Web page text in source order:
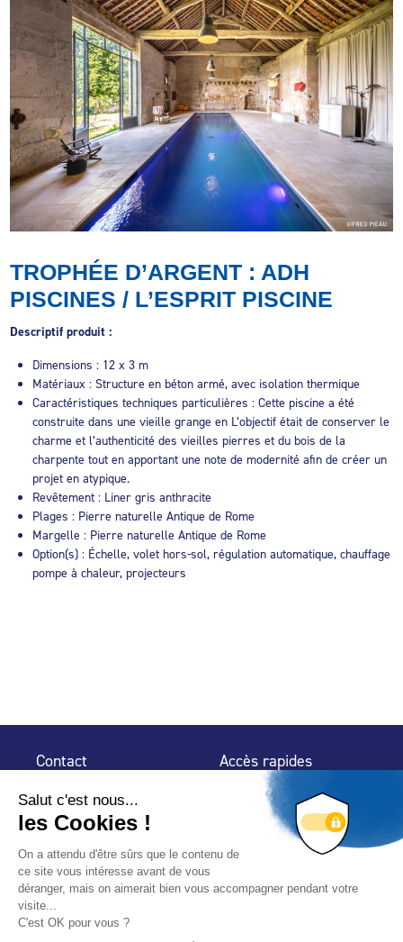
TROPHÉE D’ARGENT : ADH
PISCINES / L’ESPRIT PISCINE
Descriptif produit :
Dimensions : 12 x 3 m
Matériaux : Structure en béton armé, avec isolation thermique
Caractéristiques techniques particulières : Cette piscine a été
construite dans une vieille grange en L’objectif était de conserver le
charme et l’authenticité des vieilles pierres et du bois de la
charpente tout en apportant une note de modernité afin de créer un
projet en atypique.
Revêtement : Liner gris anthracite
Plages : Pierre naturelle Antique de Rome
Margelle : Pierre naturelle Antique de Rome
Option(s) : Échelle, volet hors-sol, régulation automatique, chauffage
pompe à chaleur, projecteurs
Contact
32 rue de Mogador
75 009 Paris
Accès rapides
Espace Presse
Trouver un
professionnel
Nous suivre